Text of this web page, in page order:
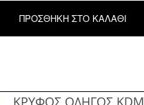
ΠΡΟΣΘΉΚΗ ΣΤΟ ΚΑΛΆΘΙ